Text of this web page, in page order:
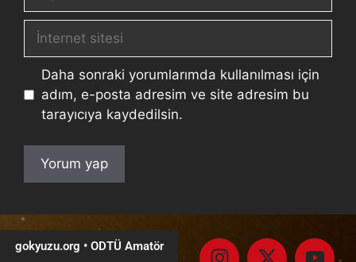
Daha sonraki yorumlarımda kullanılması için
adım, e-posta adresim ve site adresim bu
tarayıcıya kaydedilsin.
gokyuzu.org • ODTÜ Amatör